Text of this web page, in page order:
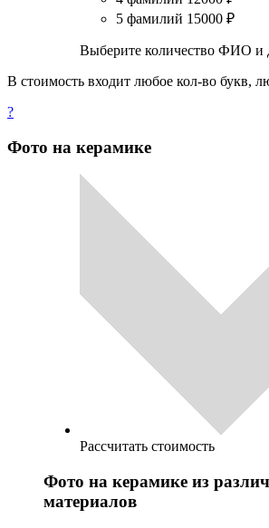
5 фамилий 15000 ₽
Выберите количество ФИО и
В стоимость входит любое кол-во букв,
?
Фото на керамике
Рассчитать стоимость
Фото на керамике из
материалов